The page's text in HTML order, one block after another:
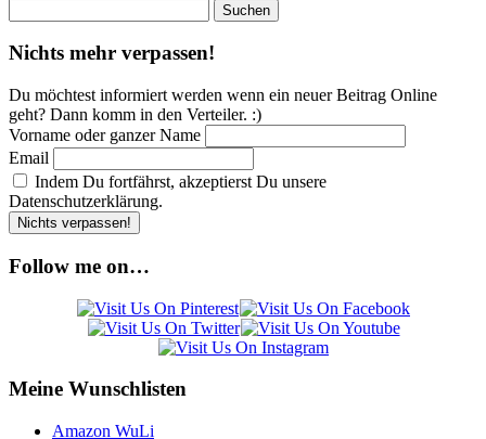
nach:
Nichts mehr verpassen!
Du möchtest informiert werden wenn ein neuer Beitrag Online
geht? Dann komm in den Verteiler. :)
Vorname oder ganzer Name
Email
Indem Du fortfährst, akzeptierst Du unsere
Datenschutzerklärung.
Follow me on…
Meine Wunschlisten
Amazon WuLi